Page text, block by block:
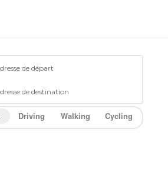
Driving Walking Cycling